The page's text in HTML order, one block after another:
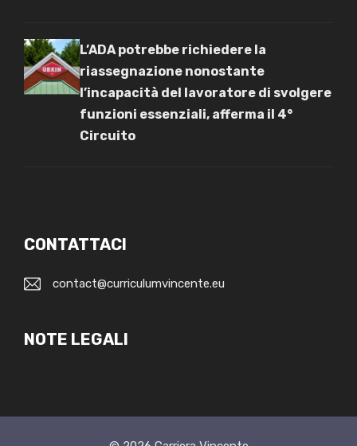
L’ADA potrebbe richiedere la
riassegnazione nonostante
l’incapacità del lavoratore di svolgere
funzioni essenziali, afferma il 4°
Circuito
CONTATTACI
contact@curriculumvincente.eu
NOTE LEGALI